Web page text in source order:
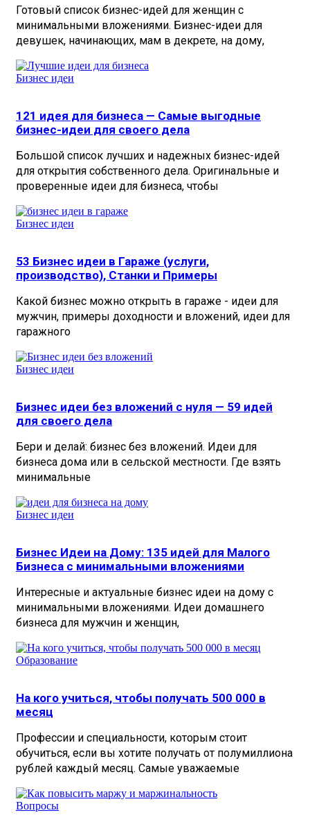
Готовый список бизнес-идей для женщин с
минимальными вложениями. Бизнес-идеи для
девушек, начинающих, мам в декрете, на дому,
Бизнес идеи
121 идея для бизнеса — Самые выгодные
бизнес-идеи для своего дела
Большой список лучших и надежных бизнес-идей
для открытия собственного дела. Оригинальные и
проверенные идеи для бизнеса, чтобы
Бизнес идеи
53 Бизнес идеи в Гараже (услуги,
производство), Станки и Примеры
Какой бизнес можно открыть в гараже - идеи для
мужчин, примеры доходности и вложений, идеи для
гаражного
Бизнес идеи
Бизнес идеи без вложений с нуля — 59 идей
для своего дела
Бери и делай: бизнес без вложений. Идеи для
бизнеса дома или в сельской местности. Где взять
минимальные
Бизнес идеи
Бизнес Идеи на Дому: 135 идей для Малого
Бизнеса с минимальными вложениями
Интересные и актуальные бизнес идеи на дому с
минимальными вложениями. Идеи домашнего
бизнеса для мужчин и женщин,
Образование
На кого учиться, чтобы получать 500 000 в
месяц
Профессии и специальности, которым стоит
обучиться, если вы хотите получать от полумиллиона
рублей каждый месяц. Самые уважаемые
Вопросы